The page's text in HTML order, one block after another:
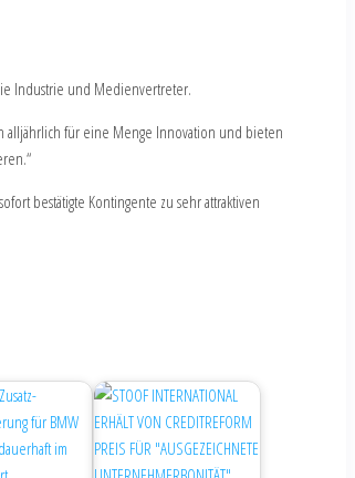
Industrie und Medienvertreter.
alljährlich für eine Menge Innovation und bieten
bestätigte Kontingente zu sehr attraktiven